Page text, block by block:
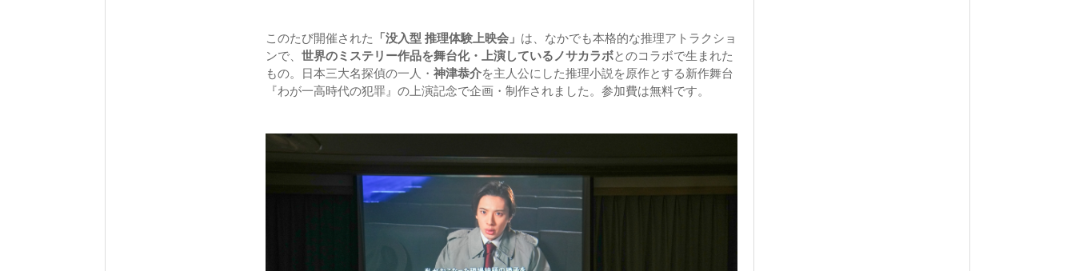
このたび開催された 「没入型 推理体験上映会」 は、なかでも本格的な推理アトラクショ
ンで、 世界のミステリー作品を舞台化・上演しているノサカラボとのコラボで生まれた
もの。日本三大名探偵の一人・ 神津恭介を主人公にした推理小説を原作とする新作舞台
『わが一高時代の犯罪』の上演記念で企画・制作されました。参加費は無料です。